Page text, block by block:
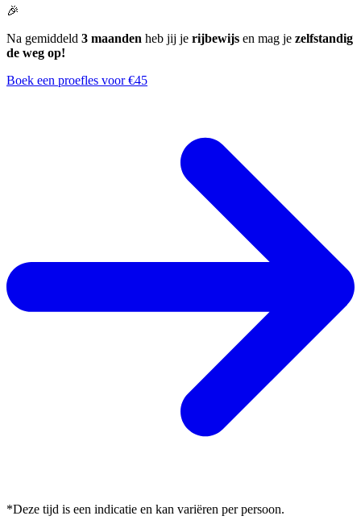
🎉
Na gemiddeld 3 maanden heb jij je rijbewijs en mag je zelfstandig
de weg op!
Boek een proefles voor €45
*Deze tijd is een indicatie en kan variëren per persoon.